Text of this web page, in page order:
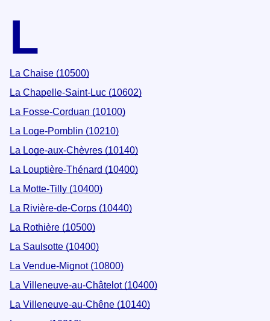
L
La Chaise (10500)
La Chapelle-Saint-Luc (10602)
La Fosse-Corduan (10100)
La Loge-Pomblin (10210)
La Loge-aux-Chèvres (10140)
La Louptière-Thénard (10400)
La Motte-Tilly (10400)
La Rivière-de-Corps (10440)
La Rothière (10500)
La Saulsotte (10400)
La Vendue-Mignot (10800)
La Villeneuve-au-Châtelot (10400)
La Villeneuve-au-Chêne (10140)